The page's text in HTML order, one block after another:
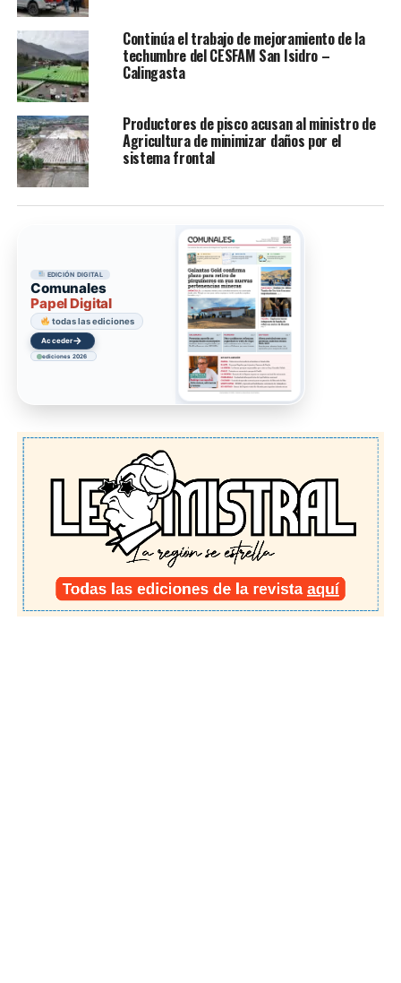
Continúa el trabajo de mejoramiento de la
techumbre del CESFAM San Isidro –
Calingasta
Productores de pisco acusan al ministro de
Agricultura de minimizar daños por el
sistema frontal
EDICIÓN DIGITAL
Comunales
Papel Digital
colección digital
Acceder→
ediciones 2026